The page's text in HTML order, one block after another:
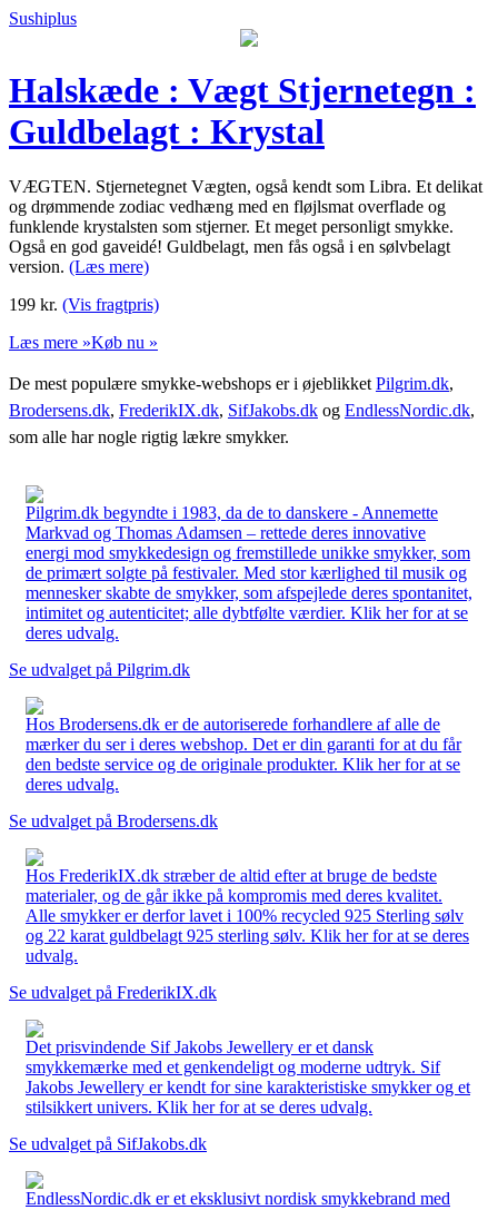
Sushiplus
Halskæde : Vægt Stjernetegn :
Guldbelagt : Krystal
VÆGTEN. Stjernetegnet Vægten, også kendt som Libra. Et delikat
og drømmende zodiac vedhæng med en fløjlsmat overflade og
funklende krystalsten som stjerner. Et meget personligt smykke.
Også en god gaveidé! Guldbelagt, men fås også i en sølvbelagt
version. (Læs mere)
199 kr. (Vis fragtpris)
Læs mere »Køb nu »
De mest populære smykke-webshops er i øjeblikket Pilgrim.dk,
Brodersens.dk, FrederikIX.dk, SifJakobs.dk og EndlessNordic.dk,
som alle har nogle rigtig lækre smykker.
Pilgrim.dk begyndte i 1983, da de to danskere - Annemette
Markvad og Thomas Adamsen – rettede deres innovative
energi mod smykkedesign og fremstillede unikke smykker, som
de primært solgte på festivaler. Med stor kærlighed til musik og
mennesker skabte de smykker, som afspejlede deres spontanitet,
intimitet og autenticitet; alle dybtfølte værdier. Klik her for at se
deres udvalg.
Se udvalget på Pilgrim.dk
Hos Brodersens.dk er de autoriserede forhandlere af alle de
mærker du ser i deres webshop. Det er din garanti for at du får
den bedste service og de originale produkter. Klik her for at se
deres udvalg.
Se udvalget på Brodersens.dk
Hos FrederikIX.dk stræber de altid efter at bruge de bedste
materialer, og de går ikke på kompromis med deres kvalitet.
Alle smykker er derfor lavet i 100% recycled 925 Sterling sølv
og 22 karat guldbelagt 925 sterling sølv. Klik her for at se deres
udvalg.
Se udvalget på FrederikIX.dk
Det prisvindende Sif Jakobs Jewellery er et dansk
smykkemærke med et genkendeligt og moderne udtryk. Sif
Jakobs Jewellery er kendt for sine karakteristiske smykker og et
stilsikkert univers. Klik her for at se deres udvalg.
Se udvalget på SifJakobs.dk
EndlessNordic.dk er et eksklusivt nordisk smykkebrand med